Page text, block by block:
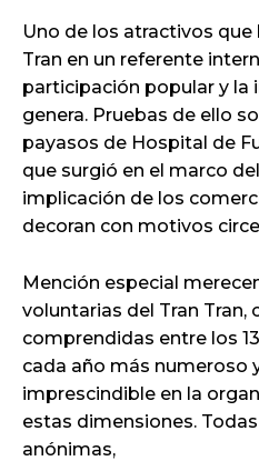
Uno de los atractivos que
Tran en un referente
participación popular y la
genera. Pruebas de ello
payasos de Hospital de
que surgió en el marco
implicación de los
decoran con motivos
Mención especial
voluntarias del Tran Tran,
comprendidas entre los
cada año más numeroso
imprescindible en la
estas dimensiones.
anónimas,